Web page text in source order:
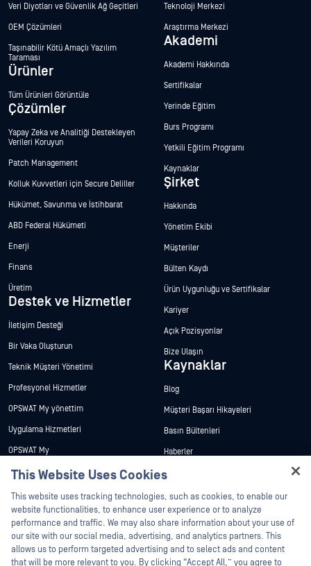
Veri Diyotları ve Güvenlik Ağ Geçitleri
OEM Çözümleri
Taşınabilir Kötü Amaçlı Yazılım
Taraması
Ürünler
Tüm Ürünleri Görüntüle
Çözümler
Yapay Zeka ve Analitiği Destekleyen
Verileri Koruyun
Patch Management
Kolluk Kuvvetleri için Secure Deliller
Hükümet, Savunma ve İstihbarat
ABD Federal Hükümeti
Enerji
Finans
Üretim
Destek ve Hizmetler
İletişim Desteği
Bir Vaka Oluşturun
Teknik Müşteri Yönetimi
Profesyonel Hizmetler
OPSWAT My yönettim
Uygulama Hizmetleri
OPSWAT My
Teknik Dokümantasyon
Eğitim
Güvenlik Açığı Programı
Ortaklar
Sertifikasyon
Teknoloji Merkezi
Araştırma Merkezi
Akademi
Akademi Hakkında
Sertifikalar
Yerinde Eğitim
Burs Programı
Yetkili Eğitim Programı
Kaynaklar
Şirket
Hakkında
Yönetim Ekibi
Müşteriler
Bülten Kaydı
Ürün Uygunluğu ve Sertifikalar
Kariyer
Açık Pozisyonlar
Bize Ulaşın
Kaynaklar
Blog
Müşteri Başarı Hikayeleri
Basın Bültenleri
Haberler
Etkinlikler
Web Seminerleri
Veri Sayfaları
Beyaz Bülten
Ücretsiz Araçlar
This Website Uses Cookies
This website uses tracking technologies, such as cookies, to enable our
website functionalities, to enhance user experience or to analyze
performance and traffic. We may also share information about your use of
our site with our social media, advertising, and analytics partners. This
allows us to perform targeted advertising and to select ads and content
that will be more relevant to you. By clicking “Accept All,” you agree to
Hey there!
I'm Ozzy, your OPSWAT virtual assistant.
How can I help you secure what's critical
today?